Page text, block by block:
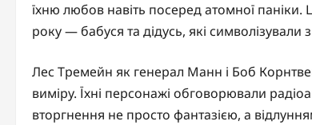
їхню любов навіть посеред атомної паніки.
року — бабуся та дідусь, які символізували
Лес Тремейн як генерал Манн і Боб
виміру. Їхні персонажі обговорювали
вторгнення не просто фантазією, а